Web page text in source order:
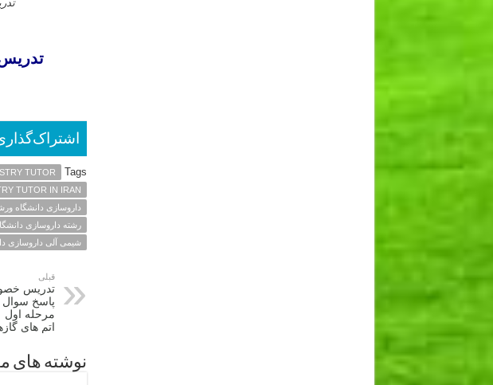
Tags
TUTOR
TUTOR IN IRAN
داروسازی دانشگاه
رشته داروسازی
شیمی آلی داروسازی
قبلی
تدریس
اتم های
نوشته های